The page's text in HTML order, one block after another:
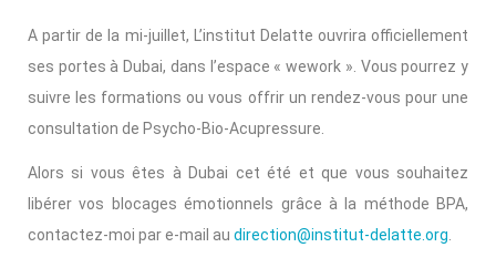
A partir de la mi-juillet, L’institut Delatte ouvrira officiellement
ses portes à Dubai, dans l’espace « wework ». Vous pourrez y
suivre les formations ou vous offrir un rendez-vous pour une
consultation de Psycho-Bio-Acupressure.
Alors si vous êtes à Dubai cet été et que vous souhaitez
libérer vos blocages émotionnels grâce à la méthode BPA,
contactez-moi par e-mail au direction@institut-delatte.org.